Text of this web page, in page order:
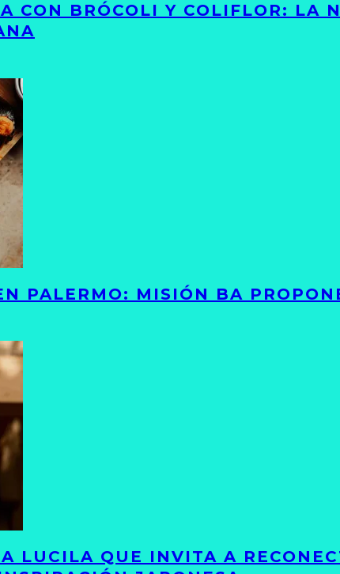
CON BRÓCOLI Y COLIFLOR: LA
PALERMO: MISIÓN BA
LUCILA QUE INVITA A